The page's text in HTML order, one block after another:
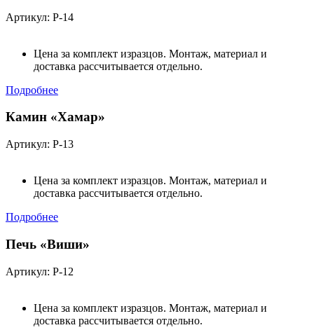
Артикул: Р-14
Цена за комплект изразцов. Монтаж, материал и
доставка рассчитывается отдельно.
Подробнее
Камин «Хамар»
Артикул: Р-13
Цена за комплект изразцов. Монтаж, материал и
доставка рассчитывается отдельно.
Подробнее
Печь «Виши»
Артикул: Р-12
Цена за комплект изразцов. Монтаж, материал и
доставка рассчитывается отдельно.